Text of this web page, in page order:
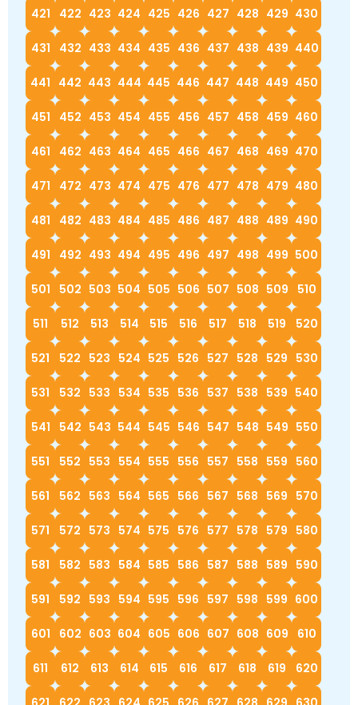
421 422 423 424 425 426 427 428 429 430
431 432 433 434 435 436 437 438 439 440
441 442 443 444 445 446 447 448 449 450
451 452 453 454 455 456 457 458 459 460
461 462 463 464 465 466 467 468 469 470
471 472 473 474 475 476 477 478 479 480
481 482 483 484 485 486 487 488 489 490
491 492 493 494 495 496 497 498 499 500
501 502 503 504 505 506 507 508 509 510
511 512 513 514 515 516 517 518 519 520
521 522 523 524 525 526 527 528 529 530
531 532 533 534 535 536 537 538 539 540
541 542 543 544 545 546 547 548 549 550
551 552 553 554 555 556 557 558 559 560
561 562 563 564 565 566 567 568 569 570
571 572 573 574 575 576 577 578 579 580
581 582 583 584 585 586 587 588 589 590
591 592 593 594 595 596 597 598 599 600
601 602 603 604 605 606 607 608 609 610
611 612 613 614 615 616 617 618 619 620